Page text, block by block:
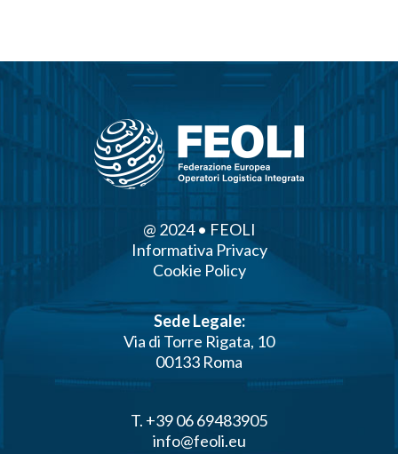
@ 2024 • FEOLI
Informativa Privacy
Cookie Policy
Sede Legale:
Via di Torre Rigata, 10
00133 Roma
T. +39 06 69483905
info@feoli.eu